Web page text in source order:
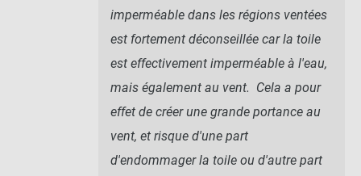
imperméable dans les régions ventées
est fortement déconseillée car la toile
est effectivement imperméable à l'eau,
mais également au vent. Cela a pour
effet de créer une grande portance au
vent, et risque d'une part
d'endommager la toile ou d'autre part